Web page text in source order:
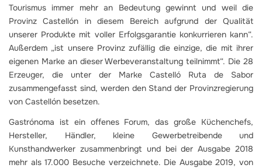
Tourismus immer mehr an Bedeutung gewinnt und weil die
Provinz Castellón in diesem Bereich aufgrund der Qualität
unserer Produkte mit voller Erfolgsgarantie konkurrieren kann“.
Außerdem „ist unsere Provinz zufällig die einzige, die mit ihrer
eigenen Marke an dieser Werbeveranstaltung teilnimmt“. Die 28
Erzeuger, die unter der Marke Castelló Ruta de Sabor
zusammengefasst sind, werden den Stand der Provinzregierung
von Castellón besetzen.
Gastrónoma ist ein offenes Forum, das große Küchenchefs,
Hersteller, Händler, kleine Gewerbetreibende und
Kunsthandwerker zusammenbringt und bei der Ausgabe 2018
mehr als 17.000 Besuche verzeichnete. Die Ausgabe 2019, von